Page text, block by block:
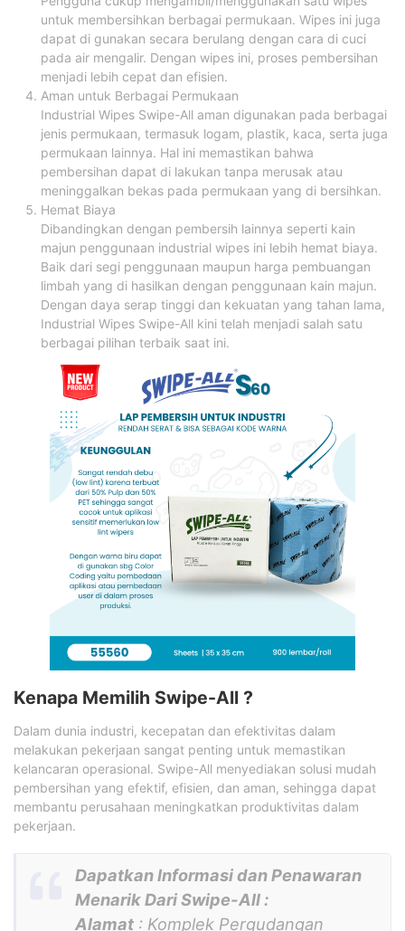
untuk membersihkan berbagai permukaan. Wipes ini juga
dapat di gunakan secara berulang dengan cara di cuci
pada air mengalir. Dengan wipes ini, proses pembersihan
menjadi lebih cepat dan efisien.
Aman untuk Berbagai Permukaan
Industrial Wipes Swipe-All aman digunakan pada berbagai
jenis permukaan, termasuk logam, plastik, kaca, serta juga
permukaan lainnya. Hal ini memastikan bahwa
pembersihan dapat di lakukan tanpa merusak atau
meninggalkan bekas pada permukaan yang di bersihkan.
Hemat Biaya
Dibandingkan dengan pembersih lainnya seperti kain
majun penggunaan industrial wipes ini lebih hemat biaya.
Baik dari segi penggunaan maupun harga pembuangan
limbah yang di hasilkan dengan penggunaan kain majun.
Dengan daya serap tinggi dan kekuatan yang tahan lama,
Industrial Wipes Swipe-All kini telah menjadi salah satu
berbagai pilihan terbaik saat ini.
Kenapa Memilih Swipe-All ?
Dalam dunia industri, kecepatan dan efektivitas dalam
melakukan pekerjaan sangat penting untuk memastikan
kelancaran operasional. Swipe-All menyediakan solusi mudah
pembersihan yang efektif, efisien, dan aman, sehingga dapat
membantu perusahaan meningkatkan produktivitas dalam
pekerjaan.
Dapatkan Informasi dan Penawaran
Menarik Dari Swipe-All :
Alamat : Komplek Pergudangan